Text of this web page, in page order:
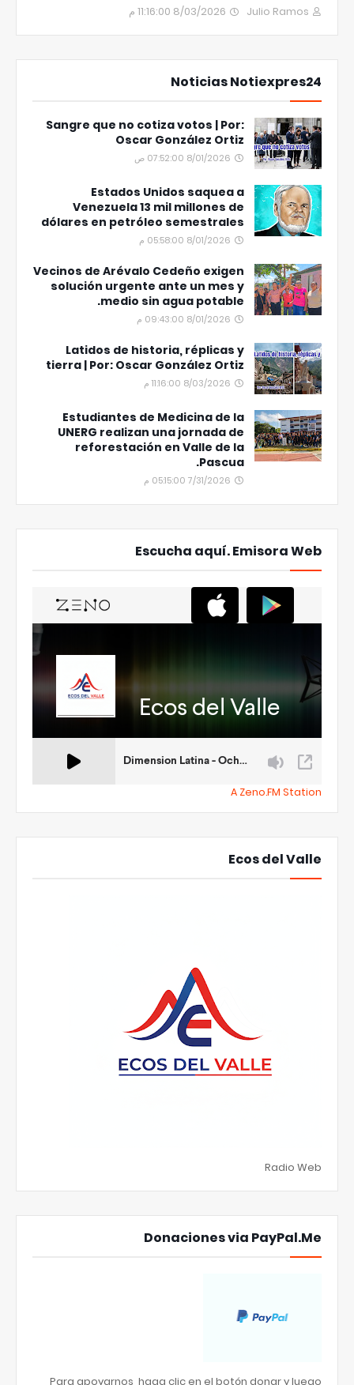
Julio Ramos 8/03/2026 11:16:00 م
Noticias Notiexpres24
Sangre que no cotiza votos | Por:
Oscar González Ortiz
8/01/2026 07:52:00 ص
Estados Unidos saquea a
Venezuela 13 mil millones de
dólares en petróleo semestrales
8/01/2026 05:58:00 م
Vecinos de Arévalo Cedeño exigen
solución urgente ante un mes y
medio sin agua potable.
8/01/2026 09:43:00 م
Latidos de historia, réplicas y
tierra | Por: Oscar González Ortiz
8/03/2026 11:16:00 م
Estudiantes de Medicina de la
UNERG realizan una jornada de
reforestación en Valle de la
Pascua.
7/31/2026 05:15:00 م
Escucha aquí. Emisora Web
A Zeno.FM Station
Ecos del Valle
Radio Web
Donaciones via PayPal.Me
Para apoyarnos, haga clic en el botón donar y luego